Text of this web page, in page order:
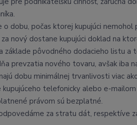
o dobu, počas ktorej kupujúci
nový dostane kupujúci doklad na
základe pôvodného dodacieho listu
prevzatia nového tovaru, avšak iba
dobu minimálnej trvanlivosti viac
telefonicky alebo e-mailom
právom sú bezplatné.
za stratu dát, respektíve